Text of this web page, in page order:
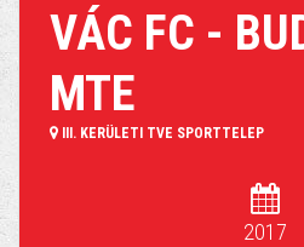
VÁC FC -
MTE
III. KERÜLETI TVE SPORTTELEP
2017